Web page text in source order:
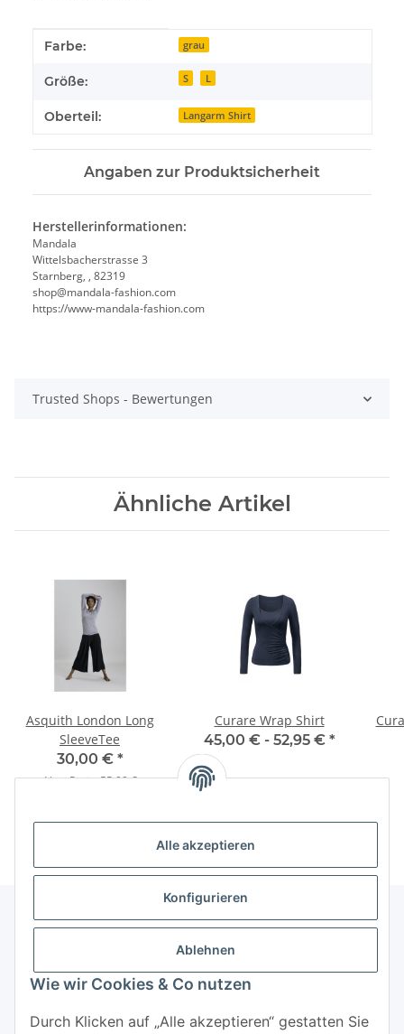
Alle akzeptieren
Konfigurieren
Ablehnen
Wie wir Cookies & Co nutzen
Durch Klicken auf „Alle akzeptieren“ gestatten Sie
Produkteigenschaft
Wert
Farbe: grau
Größe: S L
Oberteil: Langarm Shirt
Angaben zur Produktsicherheit
Herstellerinformationen:
Mandala
Wittelsbacherstrasse 3
Starnberg, , 82319
shop@mandala-fashion.com
https://www-mandala-fashion.com
Trusted Shops - Bewertungen
Ähnliche Artikel
Asquith London Long
SleeveTee
30,00 € *
Alter Preis:55,00 €
Curare Wrap Shirt
45,00 € - 52,95 € *
Informationen
Mehr über